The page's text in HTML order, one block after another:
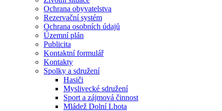
Ochrana obyvatelstva
Rezervační systém
Ochrana osobních údajů
Územní plán
Publicita
Kontaktní formulář
Kontakty
Spolky a sdružení
Hasiči
Myslivecké sdružení
Sport a zájmová činnost
Mládež Dolní Lhota